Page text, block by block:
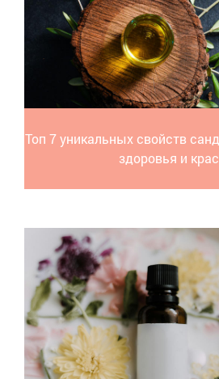
Топ 7 уникальных свойств
здоровья и
В ряде случаев масло сандала
аналогов. Каковы же наиболее
сандалового масла?
Выяснив все свойства
применять. При допустимом